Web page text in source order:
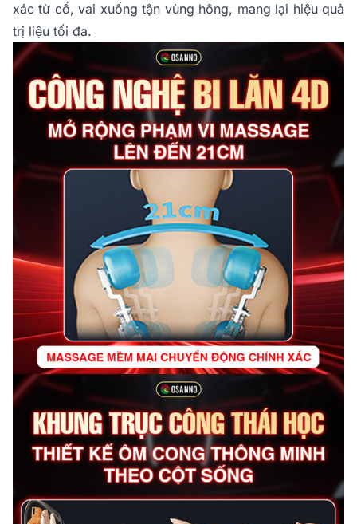
xác từ cổ, vai xuống tận vùng hông, mang lại hiệu quả
trị liệu tối đa.